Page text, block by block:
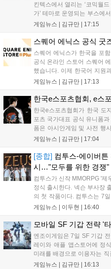
킨텍스에서 열리는 ‘코믹월
가’ 테마로 운영되는 부스에
프레 모델 포토존 등 다채로
세한 정보는 공식 커뮤니티에
게임뉴스 | 김규만 17:15
스퀘어 에닉스 공식 굿
스퀘어 에닉스가 한국을 포
공식 온라인 스토어 스퀘어
했습니다. 이제 한국어 지원
어 등 주요 게임의 피규어, 굿
용 가능합니다....
게임뉴스 | 김규만 17:13
한국e스포츠협회, e스
한국e스포츠협회가 한국 도
포츠 국가대표 공식 유니폼
폼은 아시안게임 및 사전 행
구성된 컬렉션은 오는 8월
서는 대회 규정에 따라 별도
게임뉴스 | 김규만 17:04
[종합] 컴투스-에이버튼
시…"모두를 위한 경쟁"
컴투스가 신작 MMORPG '제
정식 출시한다. 넥슨 부사장
의 첫 작품이다. 컴투스는 7
심 콘텐츠, 유료화 정책, 운영
의 오만으로 균열이...
게임뉴스 | 이두현 16:40
모바일 SF 기갑 전략 '
엔조이게임은 7일 SF 기갑
레이와 애플 앱스토어에 정
미래를 배경으로 이용자는
위한 전투를 펼친다. 지휘관
게임뉴스 | 김규만 16:13